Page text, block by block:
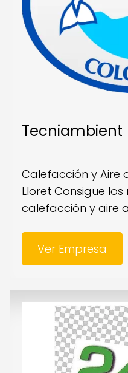
Tecniambient
Calefacción y Aire
Lloret Consigue
calefacción y aire
Ver Empresa